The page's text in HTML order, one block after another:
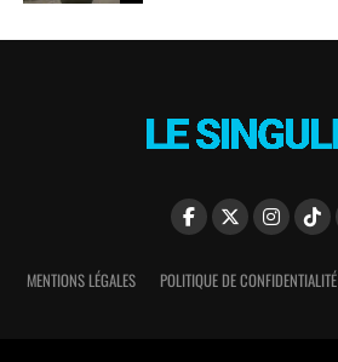
MENTIONS LÉGALES POLITIQUE DE CONFIDENTIALITÉ